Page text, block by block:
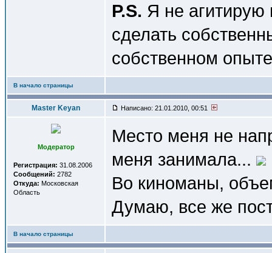
P.S. Я не
сделать
собственном
В начало страницы
Master Keyan Написано: 21.01.2010, 00:51
Модератор
Регистрация: 31.08.2006
Сообщений: 2782
Откуда: Московская
Область
Место меня не
меня занимала...
Во киноманы,
Думаю, все же
В начало страницы